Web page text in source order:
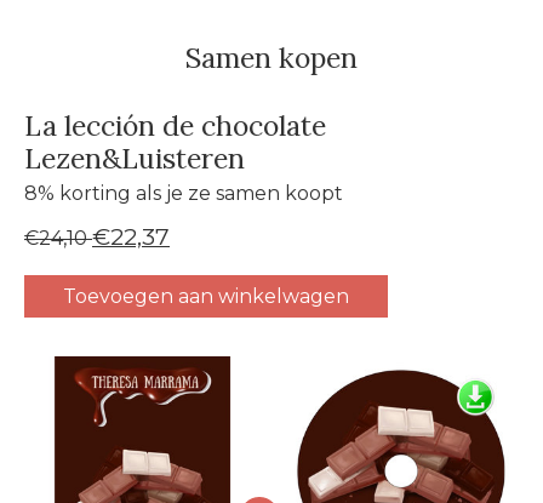
Samen kopen
La lección de chocolate
Lezen&Luisteren
8% korting als je ze samen koopt
€24,10€22,37
Toevoegen aan winkelwagen
Carrousel van gebundelde producten